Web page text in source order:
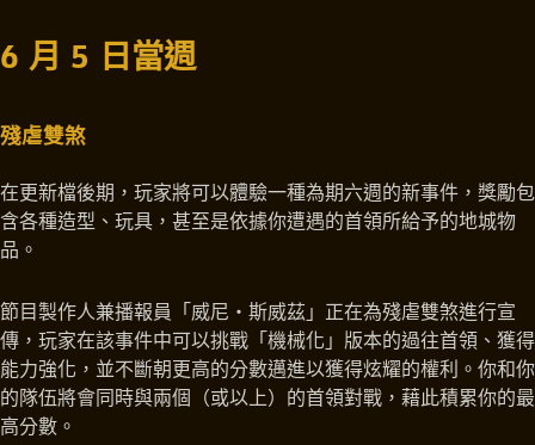
6 月 5 日當週
殘虐雙煞
在更新檔後期，玩家將可以體驗一種為期六週的新事件，獎勵包
含各種造型、玩具，甚至是依據你遭遇的首領所給予的地城物
品。
節目製作人兼播報員「威尼‧斯威茲」正在為殘虐雙煞進行宣
傳，玩家在該事件中可以挑戰「機械化」版本的過往首領、獲得
能力強化，並不斷朝更高的分數邁進以獲得炫耀的權利。你和你
的隊伍將會同時與兩個（或以上）的首領對戰，藉此積累你的最
高分數。